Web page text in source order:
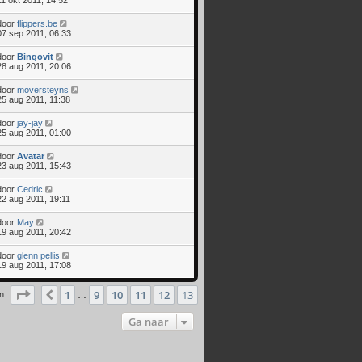
flippers.be
sep 2011, 06:33
Bingovit
aug 2011, 20:06
moversteyns
aug 2011, 11:38
jay-jay
aug 2011, 01:00
Avatar
aug 2011, 15:43
Cedric
aug 2011, 19:11
May
aug 2011, 20:42
glenn pellis
aug 2011, 17:08
Pagina13van 13
Vorige
1 9 10 11 12 13
Ga naar